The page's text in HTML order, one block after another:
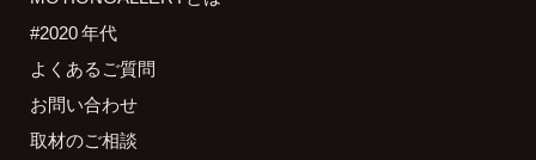
#2020 年代
よくあるご質問
お問い合わせ
取材のご相談